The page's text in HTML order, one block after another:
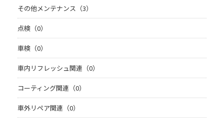
その他メンテナンス（3）
点検（0）
車検（0）
車内リフレッシュ関連（0）
コーティング関連（0）
車外リペア関連（0）